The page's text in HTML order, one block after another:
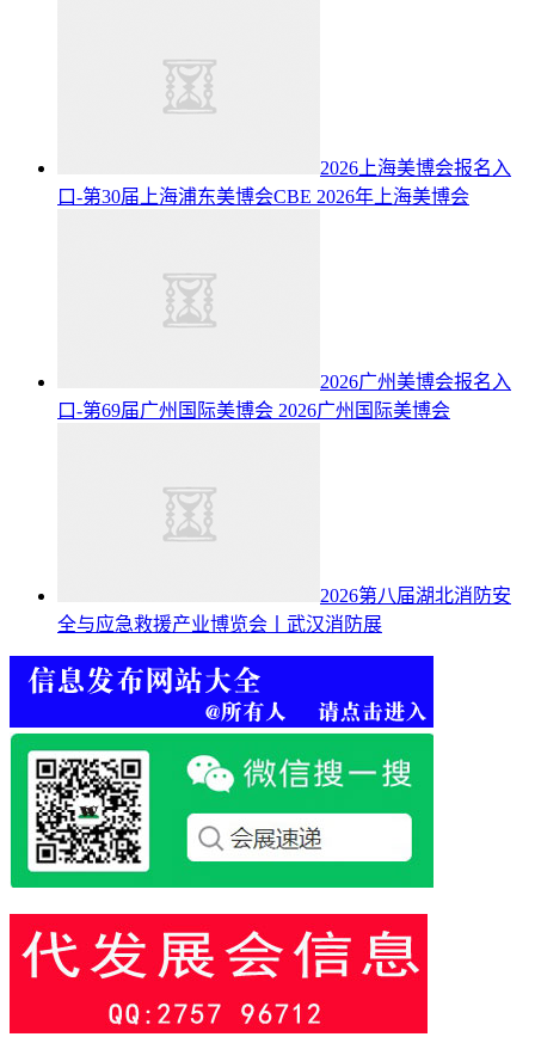
2026上海美博会报名入
口-第30届上海浦东美博会CBE 2026年上海美博会
2026广州美博会报名入
口-第69届广州国际美博会 2026广州国际美博会
2026第八届湖北消防安
全与应急救援产业博览会丨武汉消防展